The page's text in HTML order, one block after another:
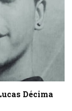
Décima